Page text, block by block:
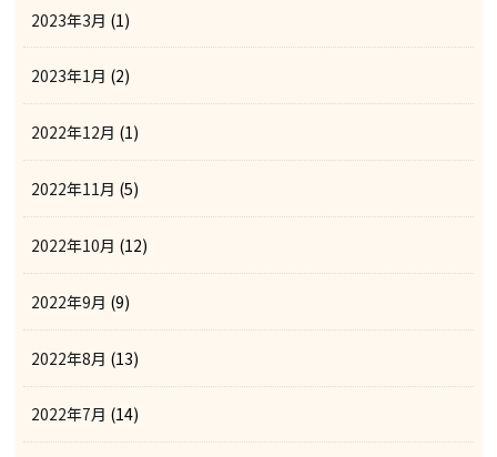
2023年3月 (1)
2023年1月 (2)
2022年12月 (1)
2022年11月 (5)
2022年10月 (12)
2022年9月 (9)
2022年8月 (13)
2022年7月 (14)